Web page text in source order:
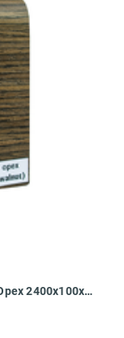
Плинтус Finitura Dekor Шпонированный Орех 2400x100x30